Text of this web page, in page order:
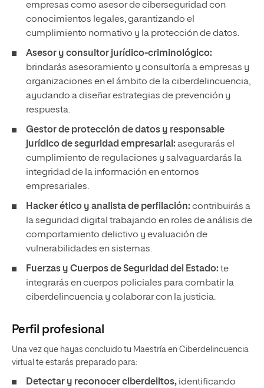
empresas como asesor de ciberseguridad con
conocimientos legales, garantizando el
cumplimiento normativo y la protección de datos.
Asesor y consultor jurídico-criminológico:
brindarás asesoramiento y consultoría a empresas y
organizaciones en el ámbito de la ciberdelincuencia,
ayudando a diseñar estrategias de prevención y
respuesta.
Gestor de protección de datos y responsable
jurídico de seguridad empresarial: asegurarás el
cumplimiento de regulaciones y salvaguardarás la
integridad de la información en entornos
empresariales.
Hacker ético y analista de perfilación: contribuirás a
la seguridad digital trabajando en roles de análisis de
comportamiento delictivo y evaluación de
vulnerabilidades en sistemas.
Fuerzas y Cuerpos de Seguridad del Estado: te
integrarás en cuerpos policiales para combatir la
ciberdelincuencia y colaborar con la justicia.
Perfil profesional
Una vez que hayas concluido tu Maestría en Ciberdelincuencia
virtual te estarás preparado para:
Detectar y reconocer ciberdelitos, identificando